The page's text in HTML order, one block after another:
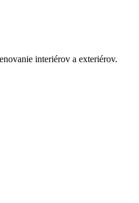
interiérov a exteriérov.